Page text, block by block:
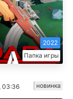
Папка игры
2022
03:36 новинка